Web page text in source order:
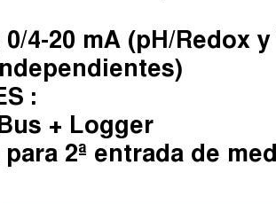
4-20 mA (pH/Redox y
:
+ Logger
2ª entrada de